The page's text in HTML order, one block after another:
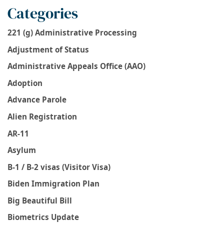
Categories
221 (g) Administrative Processing
Adjustment of Status
Administrative Appeals Office (AAO)
Adoption
Advance Parole
Alien Registration
AR-11
Asylum
B-1 / B-2 visas (Visitor Visa)
Biden Immigration Plan
Big Beautiful Bill
Biometrics Update